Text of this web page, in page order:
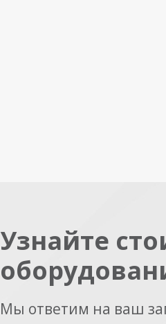
Узнайте
Мы ответим на ваш